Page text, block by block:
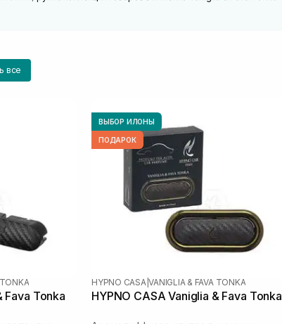
все
Fava Tonka
ВЫБОР ИЛОНЫ
ПОДАРОК
HYPNO CASA |VANIGLIA & FAVA TONKA
HYPNO CASA Vaniglia & Fava Tonka